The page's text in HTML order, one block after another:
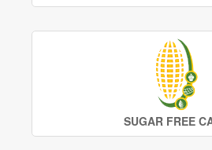
SUGAR FREE